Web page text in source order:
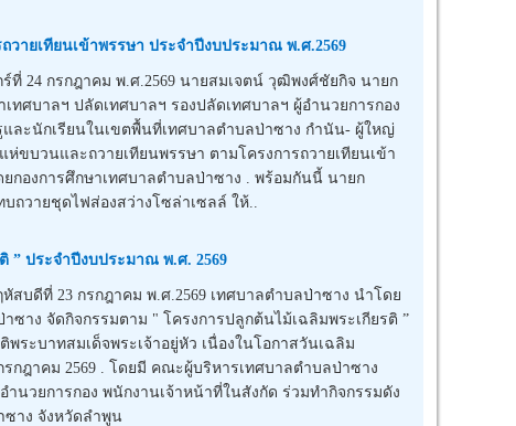
ายเทียนเข้าพรรษา ประจำปีงบประมาณ พ.ศ.2569
กรกฎาคม พ.ศ.2569 นายสมเจตน์ วุฒิพงศ์ชัยกิจ นายก
ศบาลฯ ปลัดเทศบาลฯ รองปลัดเทศบาลฯ ผู้อำนวยการกอง
ละนักเรียนในเขตพื้นที่เทศบาลตำบลป่าซาง กำนัน- ผู้ใหญ่
บวนและถวายเทียนพรรษา ตามโครงการถวายเทียนเข้า
กองการศึกษาเทศบาลตำบลป่าซาง . พร้อมกันนี้ นายก
วายชุดไฟส่องสว่างโซล่าเซลล์ ให้..
” ประจำปีงบประมาณ พ.ศ. 2569
ที่ 23 กรกฎาคม พ.ศ.2569 เทศบาลตำบลป่าซาง นำโดย
าง จัดกิจกรรมตาม " โครงการปลูกต้นไม้เฉลิมพระเกียรติ ”
ระบาทสมเด็จพระเจ้าอยู่หัว เนื่องในโอกาสวันเฉลิม
กฎาคม 2569 . โดยมี คณะผู้บริหารเทศบาลตำบลป่าซาง
นวยการกอง พนักงานเจ้าหน้าที่ในสังกัด ร่วมทำกิจกรรมดัง
ซาง จังหวัดลำพูน